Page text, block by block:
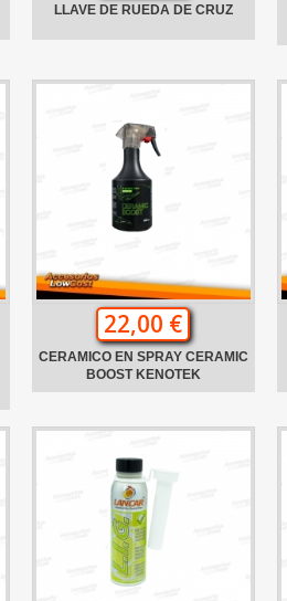
LLAVE DE RUEDA DE CRUZ
22,00 €
CERAMICO EN SPRAY CERAMIC
BOOST KENOTEK